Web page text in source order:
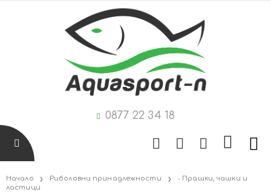
0877 22 34 18
Начало Риболовни принадлежности
- Прашки, чашки и
ластици